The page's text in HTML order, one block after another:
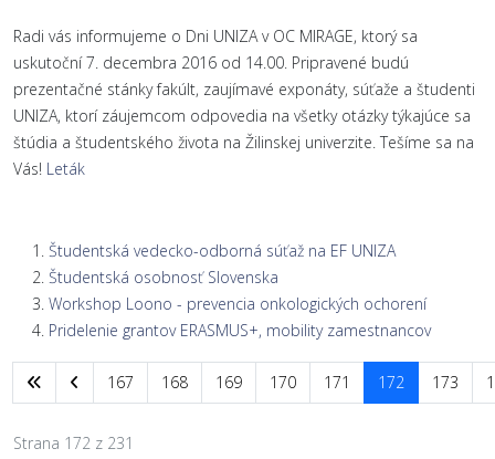
Radi vás informujeme o Dni UNIZA v OC MIRAGE, ktorý sa
uskutoční 7. decembra 2016 od 14.00. Pripravené budú
prezentačné stánky fakúlt, zaujímavé exponáty, súťaže a študenti
UNIZA, ktorí záujemcom odpovedia na všetky otázky týkajúce sa
štúdia a študentského života na Žilinskej univerzite. Tešíme sa na
Vás! Leták
Študentská vedecko-odborná súťaž na EF UNIZA
Študentská osobnosť Slovenska
Workshop Loono - prevencia onkologických ochorení
Pridelenie grantov ERASMUS+, mobility zamestnancov
167 168 169 170 171 172 173
Strana 172 z 231